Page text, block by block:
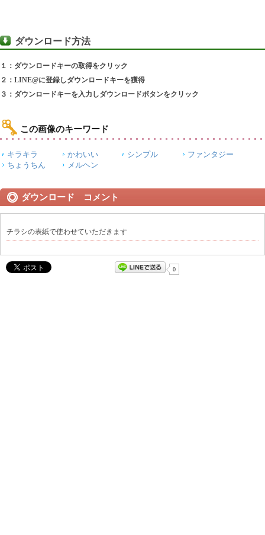
ダウンロード方法
１：ダウンロードキーの取得をクリック
２：LINE@に登録しダウンロードキーを獲得
３：ダウンロードキーを入力しダウンロードボタンをクリック
この画像のキーワード
キラキラ かわいい シンプル
ファンタジー
ちょうちん
メルヘン
ダウンロード コメント
チラシの表紙で使わせていただきます
0